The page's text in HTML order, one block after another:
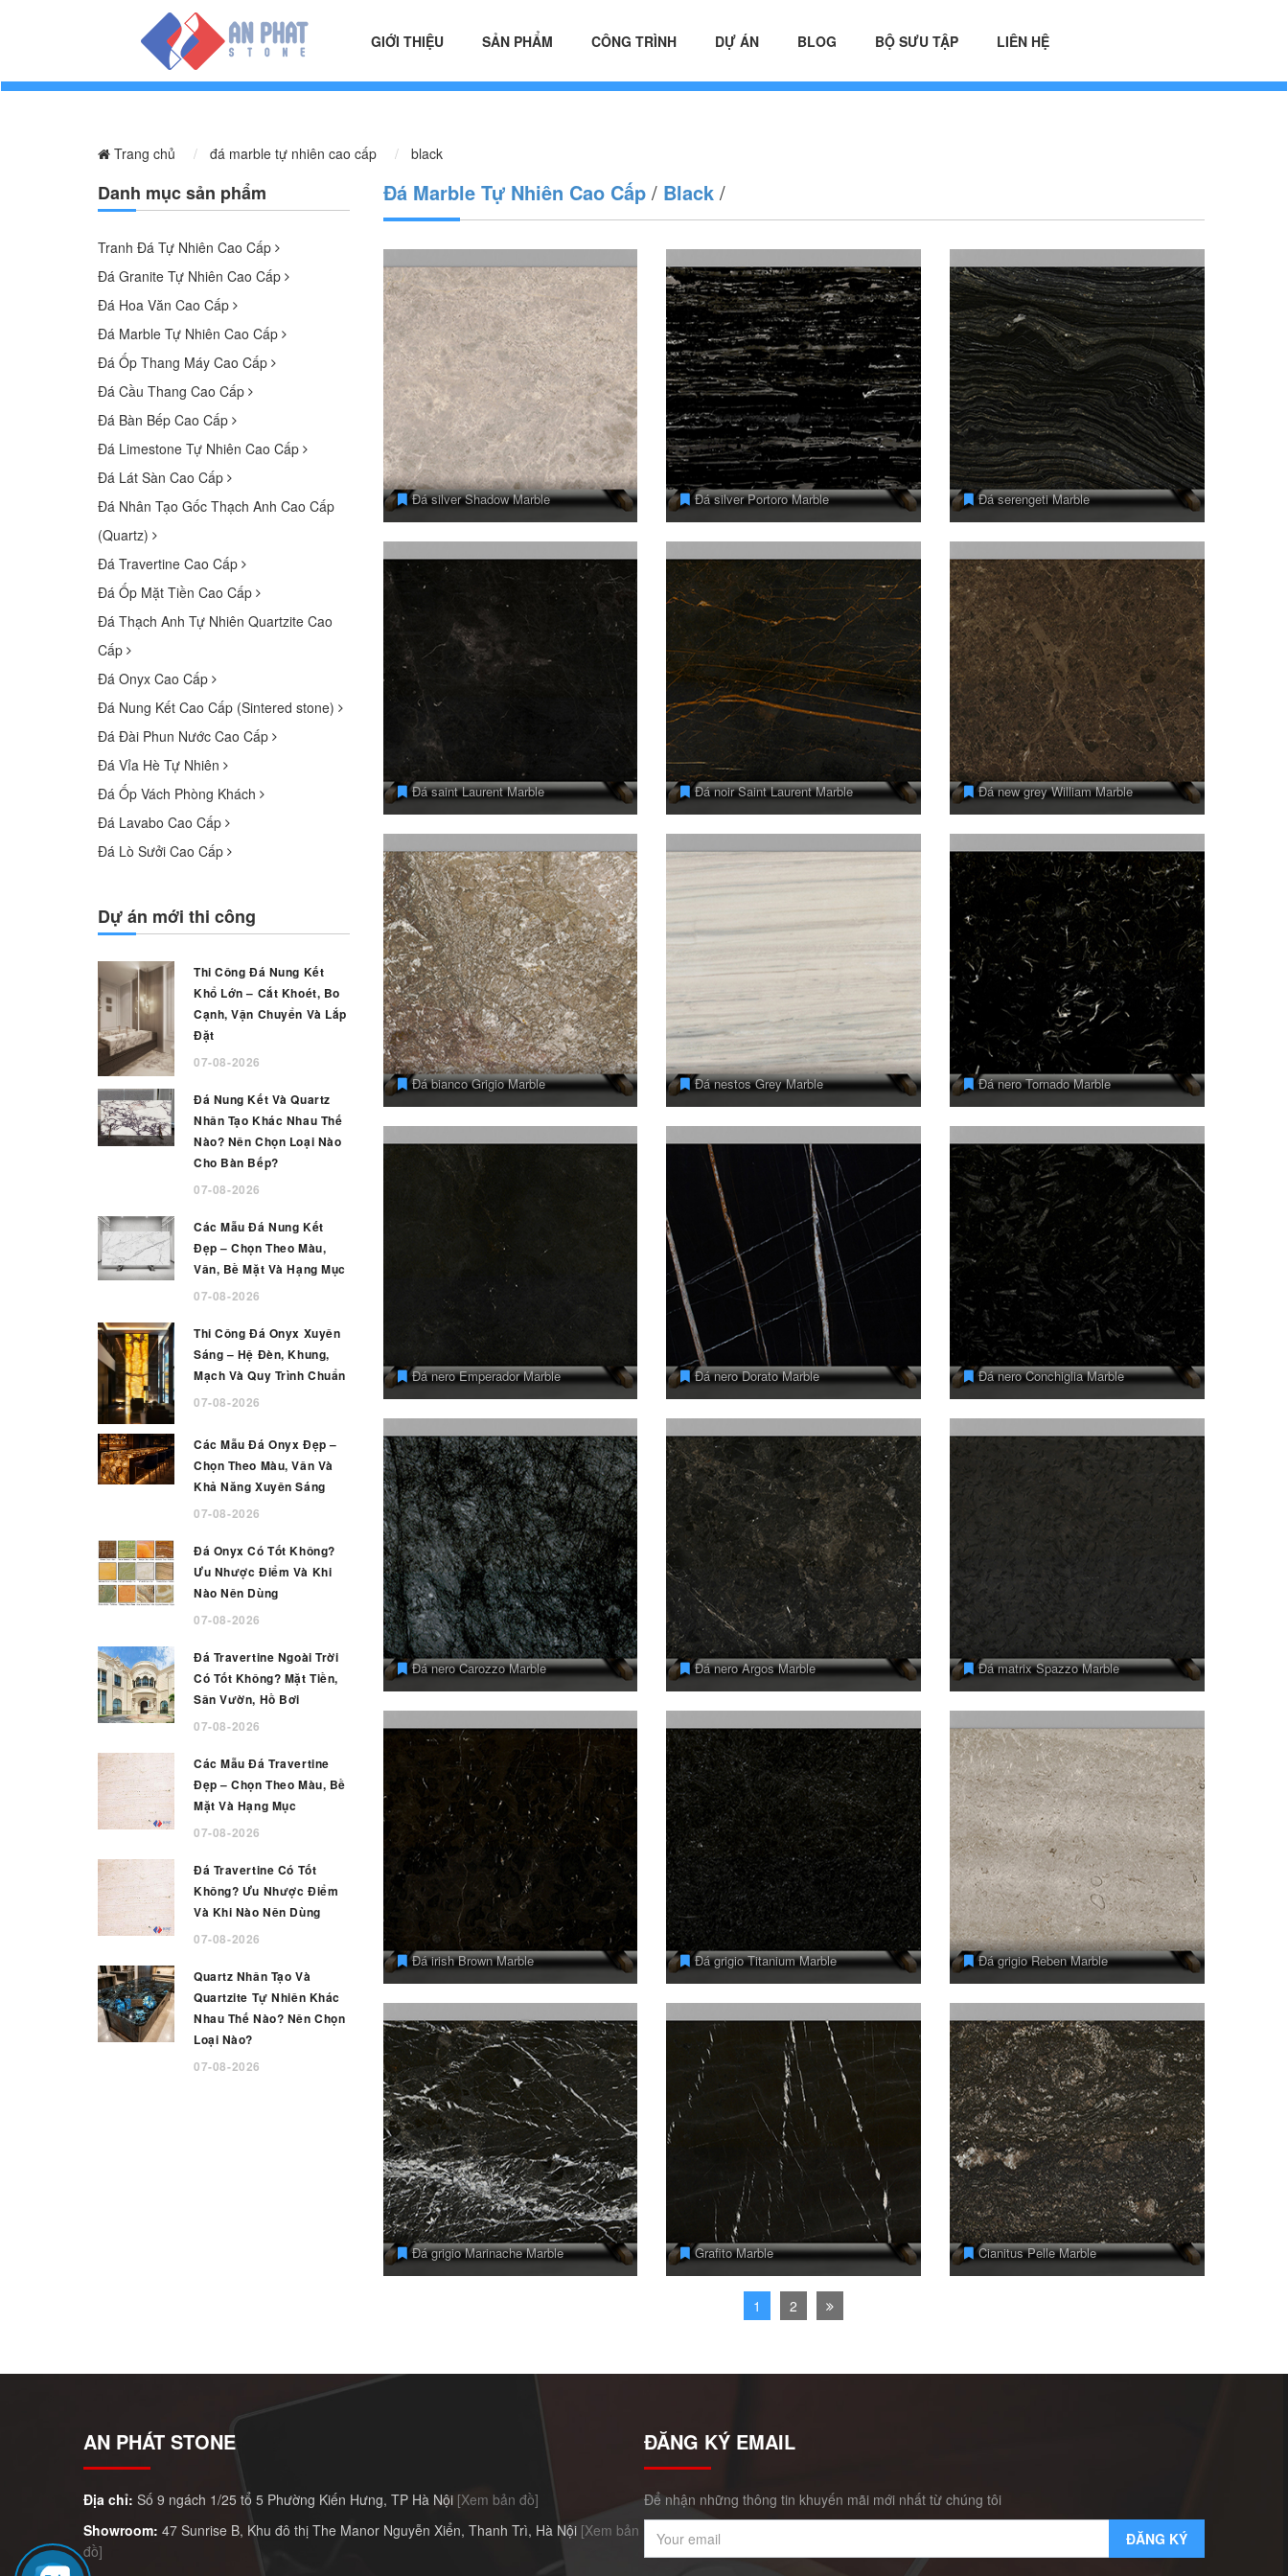
GIỚI THIỆU SẢN PHẨM CÔNG TRÌNH DỰ ÁN BLOG BỘ SƯU TẬP LIÊN HỆ
Trang chủ đá marble tự nhiên cao cấp black
Danh mục sản phẩm
Tranh Đá Tự Nhiên Cao Cấp
Đá Granite Tự Nhiên Cao Cấp
Đá Hoa Văn Cao Cấp
Đá Marble Tự Nhiên Cao Cấp
Đá Ốp Thang Máy Cao Cấp
Đá Cầu Thang Cao Cấp
Đá Bàn Bếp Cao Cấp
Đá Limestone Tự Nhiên Cao Cấp
Đá Lát Sàn Cao Cấp
Đá Nhân Tạo Gốc Thạch Anh Cao Cấp
(Quartz)
Đá Travertine Cao Cấp
Đá Ốp Mặt Tiền Cao Cấp
Đá Thạch Anh Tự Nhiên Quartzite Cao
Cấp
Đá Onyx Cao Cấp
Đá Nung Kết Cao Cấp (Sintered stone)
Đá Đài Phun Nước Cao Cấp
Đá Vỉa Hè Tự Nhiên
Đá Ốp Vách Phòng Khách
Đá Lavabo Cao Cấp
Đá Lò Sưởi Cao Cấp
Dự án mới thi công
Thi Công Đá Nung Kết
Khổ Lớn – Cắt Khoét, Bo
Cạnh, Vận Chuyển Và Lắp
Đặt
07-08-2026
Đá Nung Kết Và Quartz
Nhân Tạo Khác Nhau Thế
Nào? Nên Chọn Loại Nào
Cho Bàn Bếp?
07-08-2026
Các Mẫu Đá Nung Kết
Đẹp – Chọn Theo Màu,
Vân, Bề Mặt Và Hạng Mục
07-08-2026
Thi Công Đá Onyx Xuyên
Sáng – Hệ Đèn, Khung,
Mạch Và Quy Trình Chuẩn
07-08-2026
Các Mẫu Đá Onyx Đẹp –
Chọn Theo Màu, Vân Và
Khả Năng Xuyên Sáng
07-08-2026
Đá Onyx Có Tốt Không?
Ưu Nhược Điểm Và Khi
Nào Nên Dùng
07-08-2026
Đá Travertine Ngoài Trời
Có Tốt Không? Mặt Tiền,
Sân Vườn, Hồ Bơi
07-08-2026
Các Mẫu Đá Travertine
Đẹp – Chọn Theo Màu, Bề
Mặt Và Hạng Mục
07-08-2026
Đá Travertine Có Tốt
Không? Ưu Nhược Điểm
Và Khi Nào Nên Dùng
07-08-2026
Quartz Nhân Tạo Và
Quartzite Tự Nhiên Khác
Nhau Thế Nào? Nên Chọn
Loại Nào?
07-08-2026
Đá Marble Tự Nhiên Cao Cấp/ Black/
Đá silver Shadow Marble Đá silver Portoro Marble Đá serengeti Marble
Đá saint Laurent Marble Đá noir Saint Laurent Marble Đá new grey William Marble
Đá bianco Grigio Marble Đá nestos Grey Marble Đá nero Tornado Marble
Đá nero Emperador Marble Đá nero Dorato Marble Đá nero Conchiglia Marble
Đá nero Carozzo Marble Đá nero Argos Marble Đá matrix Spazzo Marble
Đá irish Brown Marble Đá grigio Titanium Marble Đá grigio Reben Marble
Đá grigio Marinache Marble Grafito Marble Cianitus Pelle Marble
1 2
AN PHÁT STONE
Địa chỉ: Số 9 ngách 1/25 tổ 5 Phường Kiến Hưng, TP Hà Nội [Xem bản đồ]
Showroom: 47 Sunrise B, Khu đô thị The Manor Nguyễn Xiển, Thanh Trì, Hà Nội [Xem bản
đồ]
ĐĂNG KÝ EMAIL
Để nhận những thông tin khuyến mãi mới nhất từ chúng tôi